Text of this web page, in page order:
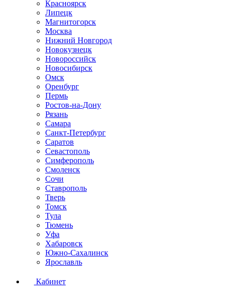
Красноярск
Липецк
Магнитогорск
Москва
Нижний Новгород
Новокузнецк
Новороссийск
Новосибирск
Омск
Оренбург
Пермь
Ростов-на-Дону
Рязань
Самара
Санкт-Петербург
Саратов
Севастополь
Симферополь
Смоленск
Сочи
Ставрополь
Тверь
Томск
Тула
Тюмень
Уфа
Хабаровск
Южно-Сахалинск
Ярославль
Кабинет